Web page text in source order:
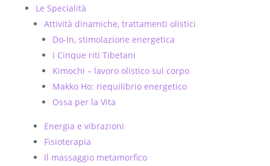
Le Specialità
Attività dinamiche, trattamenti olistici
Do-In, stimolazione energetica
I Cinque riti Tibetani
Kimochi – lavoro olistico sul corpo
Makko Ho: riequilibrio energetico
Ossa per la Vita
Energia e vibrazioni
Fisioterapia
Il massaggio metamorfico